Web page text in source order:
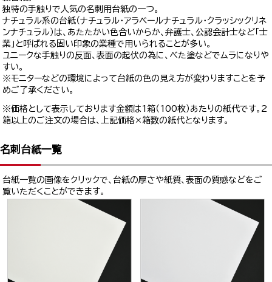
独特の手触りで人気の名刺用台紙の一つ。
ナチュラル系の台紙（ナチュラル・アラベールナチュラル・クラッシックリネ
ンナチュラル）は、あたたかい色合いからか、弁護士、公認会計士など「士
業」と呼ばれる固い印象の業種で用いられることが多い。
ユニークな手触りの反面、表面の起伏の為に、べた塗などでムラになりや
すい。
※モニターなどの環境によって台紙の色の見え方が変わりますことを予
めご了承ください。
※価格として表示しております金額は1箱（100枚）あたりの紙代です。2
箱以上のご注文の場合は、上記価格×箱数の紙代となります。
名刺台紙一覧
台紙一覧の画像をクリックで、台紙の厚さや紙質、表面の質感などをご
覧いただくことができます。